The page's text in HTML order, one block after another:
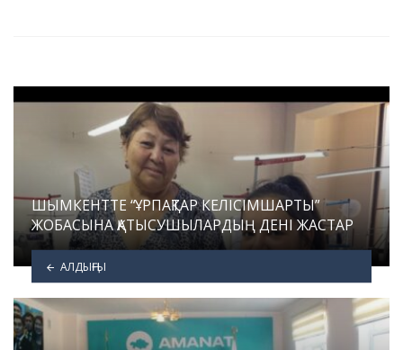
ШЫМКЕНТТЕ “ҰРПАҚТАР КЕЛІСІМШАРТЫ”
ЖОБАСЫНА ҚАТЫСУШЫЛАРДЫҢ ДЕНІ ЖАСТАР
АЛДЫҢҒЫ